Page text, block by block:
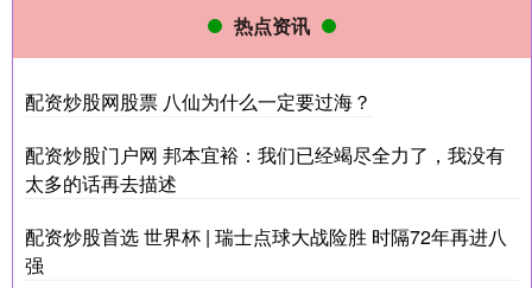
热点资讯
配资炒股网股票 八仙为什么一定要过海？
配资炒股门户网 邦本宜裕：我们已经竭尽全力了，我没有
太多的话再去描述
配资炒股首选 世界杯 | 瑞士点球大战险胜 时隔72年再进八
强